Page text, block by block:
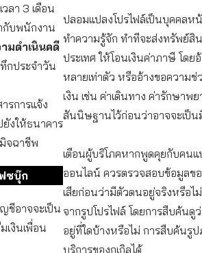
ลา 3 เดือน
กับพนักงาน
มดำเนินคดี
กประจำวัน
รการแจ้ง
งให้ธนาคาร
จฉาชีพ
ซบุ๊ก
ชีอาจจะเป็น
เงินเพื่อน
ปลอมแปลงโปรไฟล์เป็นบุคคลหน้
ทำความรู้จัก ทำทีจะส่งทรัพย์สิ
ประเทศ ให้โอนเงินค่าภาษี โดย
หลายเท่าตัว หรืออ้างขอความช่
เงิน เช่น ค่าเดินทาง ค่ารักษาพ
สันนิษฐานไว้ก่อนว่าอาจจะเป็
เตือนผู้บริโภคหากพูดคุยกับคน
ออนไลน์ ควรตรวจสอบข้อมูลข
เสียก่อนว่ามีตัวตนอยู่จริงหรือไ
จากรูปโปรไฟล์ โดยการสืบค้นดู
อยู่ที่ใดบ้างหรือไม่ การสืบค้นรู
บริการของกูเกิลได้